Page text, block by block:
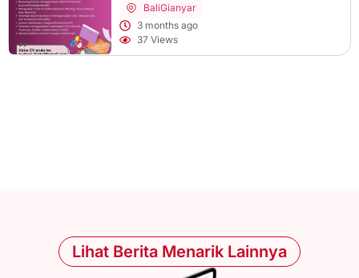
BaliGianyar
3 months ago
37 Views
Lihat Berita Menarik Lainnya